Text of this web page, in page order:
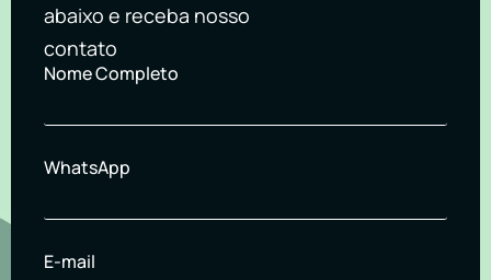
abaixo e receba nosso
contato
Nome Completo
WhatsApp
E-mail